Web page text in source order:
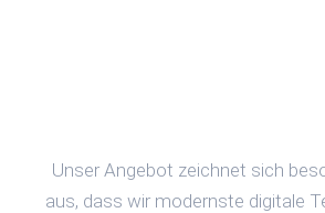
Unser Angebot zeichnet sich
aus, dass wir modernste digitale